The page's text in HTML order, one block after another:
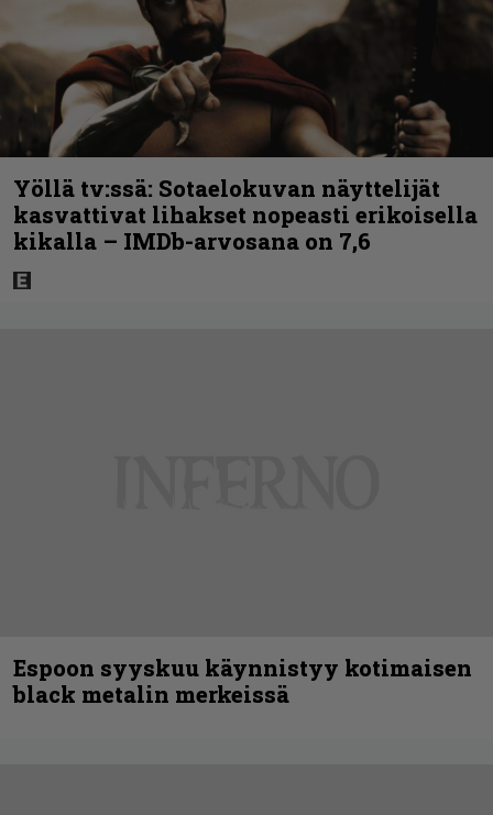
Yöllä tv:ssä: Sotaelokuvan näyttelijät
kasvattivat lihakset nopeasti erikoisella
kikalla – IMDb-arvosana on 7,6
Espoon syyskuu käynnistyy kotimaisen
black metalin merkeissä